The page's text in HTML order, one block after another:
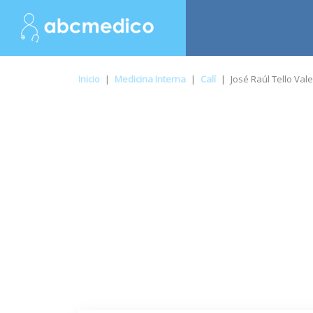
Inicio | Medicina Interna | Calí | José Raúl Tello